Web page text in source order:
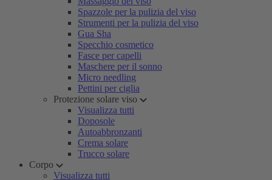
Spazzole per la pulizia del viso
Strumenti per la pulizia del viso
Gua Sha
Specchio cosmetico
Fasce per capelli
Maschere per il sonno
Micro needling
Pettini per ciglia
Protezione solare viso
Visualizza tutti
Doposole
Autoabbronzanti
Crema solare
Trucco solare
Corpo
Visualizza tutti